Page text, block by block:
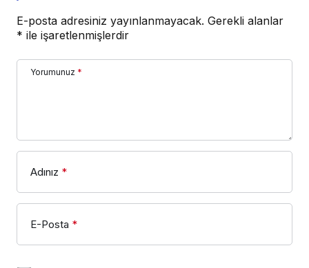
E-posta adresiniz yayınlanmayacak. Gerekli alanlar
* ile işaretlenmişlerdir
Yorumunuz *
Adınız *
E-Posta *